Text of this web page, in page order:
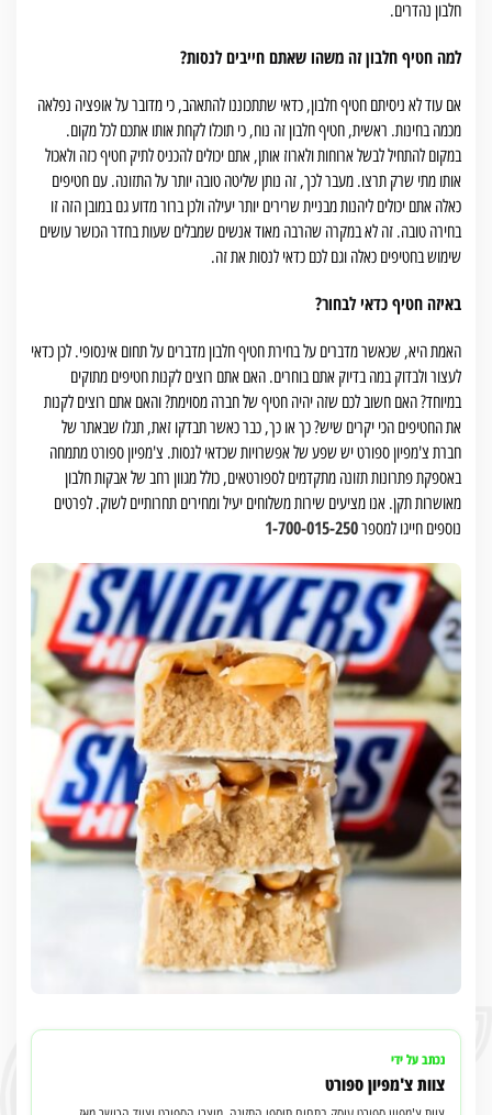
חלבון נהדרים.
למה חטיף חלבון זה משהו שאתם חייבים לנסות?
אם עוד לא ניסיתם חטיף חלבון, כדאי שתתכוננו להתאהב, כי מדובר על אופציה נפלאה
מכמה בחינות. ראשית, חטיף חלבון זה נוח, כי תוכלו לקחת אותו אתכם לכל מקום.
במקום להתחיל לבשל ארוחות ולארוז אותן, אתם יכולים להכניס לתיק חטיף כזה ולאכול
אותו מתי שרק תרצו. מעבר לכך, זה נותן שליטה טובה יותר על התזונה. עם חטיפים
כאלה אתם יכולים ליהנות מבניית שרירים יותר יעילה ולכן ברור מדוע גם במובן הזה זו
בחירה טובה. זה לא במקרה שהרבה מאוד אנשים שמבלים שעות בחדר הכושר עושים
שימוש בחטיפים כאלה וגם לכם כדאי לנסות את זה.
באיזה חטיף כדאי לבחור?
האמת היא, שכאשר מדברים על בחירת חטיף חלבון מדברים על תחום אינסופי. לכן כדאי
לעצור ולבדוק במה בדיוק אתם בוחרים. האם אתם רוצים לקנות חטיפים מתוקים
במיוחד? האם חשוב לכם שזה יהיה חטיף של חברה מסוימת? והאם אתם רוצים לקנות
את החטיפים הכי יקרים שיש? כך או כך, כבר כאשר תבדקו זאת, תגלו שבאתר של
חברת צ'מפיון ספורט יש שפע של אפשרויות שכדאי לנסות. צ'מפיון ספורט מתמחה
באספקת פתרונות תזונה מתקדמים לספורטאים, כולל מגוון רחב של אבקות חלבון
מאושרות תקן. אנו מציעים שירות משלוחים יעיל ומחירים תחרותיים לשוק. לפרטים
נוספים חייגו למספר1-700-015-250
נכתב על ידי
צוות צ'מפיון ספורט